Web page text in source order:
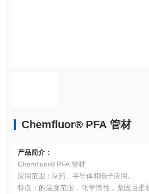
Chemfluor® PFA 管材
产品简介：
Chemfluor® PFA 管材
应用范围：制药、半导体和电子应用。
特点：的温度范围，化学惰性，坚固且柔